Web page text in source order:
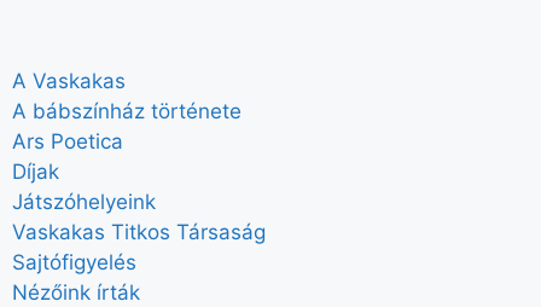
A Vaskakas
A bábszínház története
Ars Poetica
Díjak
Játszóhelyeink
Vaskakas Titkos Társaság
Sajtófigyelés
Nézőink írták